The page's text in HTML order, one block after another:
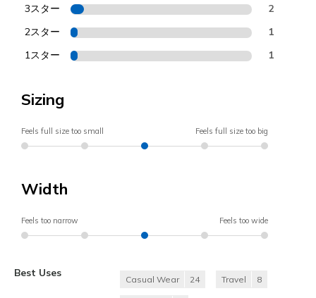
3スター 2
2スター 1
1スター 1
Sizing
Feels full size too small Feels full size too big
Width
Feels too narrow Feels too wide
Best Uses
Casual Wear 24 Travel 8